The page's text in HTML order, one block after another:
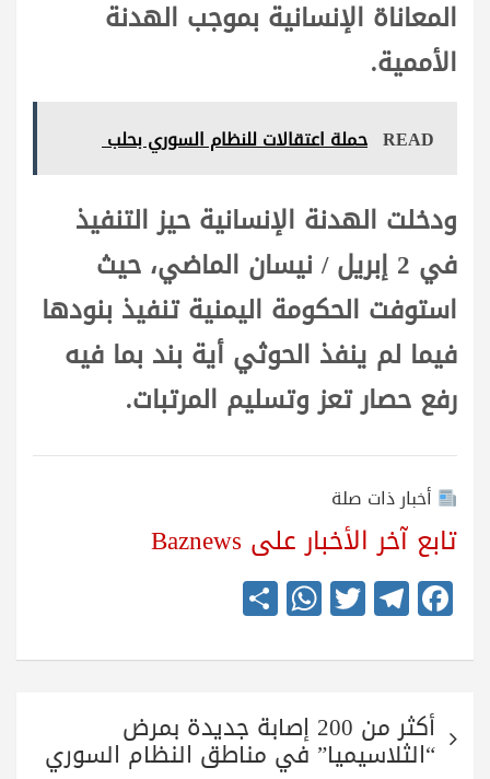
المعاناة الإنسانية بموجب الهدنة
الأممية.
READ حملة اعتقالات للنظام السوري بحلب
ودخلت الهدنة الإنسانية حيز التنفيذ
في 2 إبريل / نيسان الماضي، حيث
استوفت الحكومة اليمنية تنفيذ بنودها
فيما لم ينفذ الحوثي أية بند بما فيه
رفع حصار تعز وتسليم المرتبات.
أخبار ذات صلة
تابع آخر الأخبار على Baznews
Fa
ce
bo
ok
Te
le
gr
a
m
T
wi
tte
r
W
ha
ts
A
pp
re
تصفّح
المقالات أكثر من 200 إصابة جديدة بمرض
“الثلاسيميا” في مناطق النظام السوري